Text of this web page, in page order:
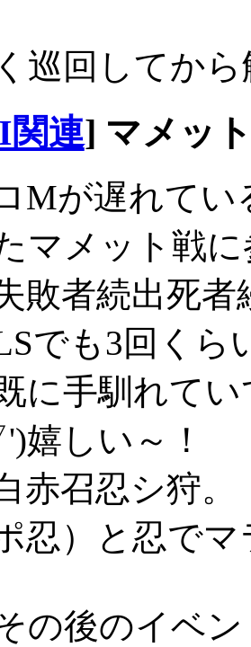
巡回してか
連] マメッ
Mが遅れて
マメット戦に
敗者続出死
でも3回くら
に手馴れて
嬉しい～！
赤召忍シ狩。
忍）と忍で
の後のイベ